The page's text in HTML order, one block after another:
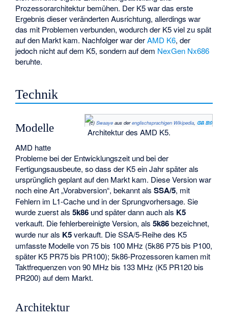
Prozessorarchitektur bemühen. Der K5 war das erste
Ergebnis dieser veränderten Ausrichtung, allerdings war
das mit Problemen verbunden, wodurch der K5 viel zu spät
auf den Markt kam. Nachfolger war derAMD K6, der
jedoch nicht auf dem K5, sondern auf dem NexGen Nx686
beruhte.
Technik
(c) Swaayeaus derenglischsprachigen Wikipedia, CC BY-SA 3.0
Architektur des AMD K5.
Modelle
AMD hatte
Probleme bei der Entwicklungszeit und bei der
Fertigungsausbeute, so dass der K5 ein Jahr später als
ursprünglich geplant auf den Markt kam. Diese Version war
noch eine Art „Vorabversion“, bekannt alsSSA/5, mit
Fehlern im L1-Cache und in der Sprungvorhersage. Sie
wurde zuerst als5k86 und später dann auch als K5
verkauft. Die fehlerbereinigte Version, als5k86bezeichnet,
wurde nur als K5verkauft. Die SSA/5-Reihe des K5
umfasste Modelle von 75 bis 100 MHz (5k86 P75 bis P100,
später K5 PR75 bis PR100); 5k86-Prozessoren kamen mit
Taktfrequenzen von 90 MHz bis 133 MHz (K5 PR120 bis
PR200) auf dem Markt.
Architektur